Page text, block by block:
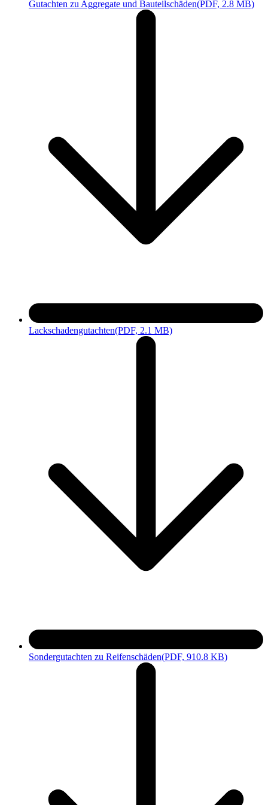
Gutachten zu Aggregate und Bauteilschäden(PDF, 2.8 MB)
Lackschadengutachten(PDF, 2.1 MB)
Sondergutachten zu Reifenschäden(PDF, 910.8 KB)